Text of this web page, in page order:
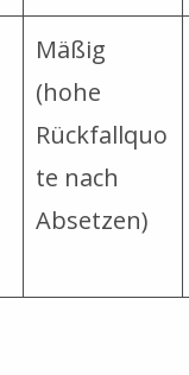
Mäßig
(hohe
Rückfallquo
te nach
Absetzen)